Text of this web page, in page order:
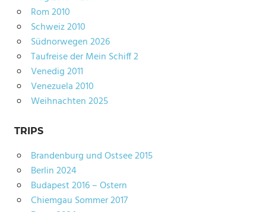
Rom 2010
Schweiz 2010
Südnorwegen 2026
Taufreise der Mein Schiff 2
Venedig 2011
Venezuela 2010
Weihnachten 2025
TRIPS
Brandenburg und Ostsee 2015
Berlin 2024
Budapest 2016 – Ostern
Chiemgau Sommer 2017